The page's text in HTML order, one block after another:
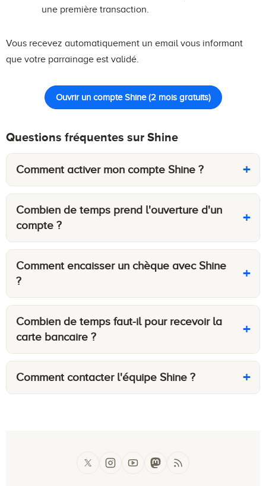
une première transaction.
Vous recevez automatiquement un email vous informant
que votre parrainage est validé.
Ouvrir un compte Shine (2 mois gratuits)
Questions fréquentes sur Shine
Comment activer mon compte Shine ?
Combien de temps prend l'ouverture d'un
compte ?
Comment encaisser un chèque avec Shine
?
Combien de temps faut-il pour recevoir la
carte bancaire ?
Comment contacter l'équipe Shine ?